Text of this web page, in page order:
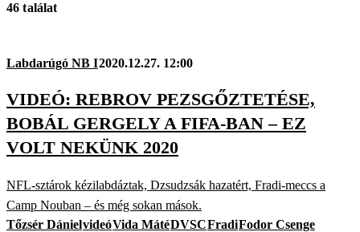
46 találat
Labdarúgó NB I2020.12.27. 12:00
VIDEÓ: REBROV PEZSGŐZTETÉSE,
BOBÁL GERGELY A FIFA-BAN – EZ
VOLT NEKÜNK 2020
NFL-sztárok kézilabdáztak, Dzsudzsák hazatért, Fradi-meccs a
Camp Nouban – és még sokan mások.
Tőzsér DánielvideóVida MátéDVSCFradiFodor Csenge